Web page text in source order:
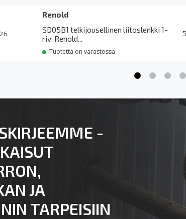
Renold
SD05B1 telkijousellinen liitoslenkki 1-
riv, Renold...
Tuotetta on varastossa
-
JA
TARPEISIIN